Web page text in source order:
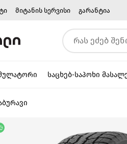
მიტანის სერვისი გარანტია
საცხებ-საპოხი